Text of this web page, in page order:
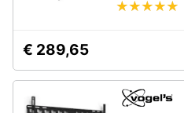
€ 289,65